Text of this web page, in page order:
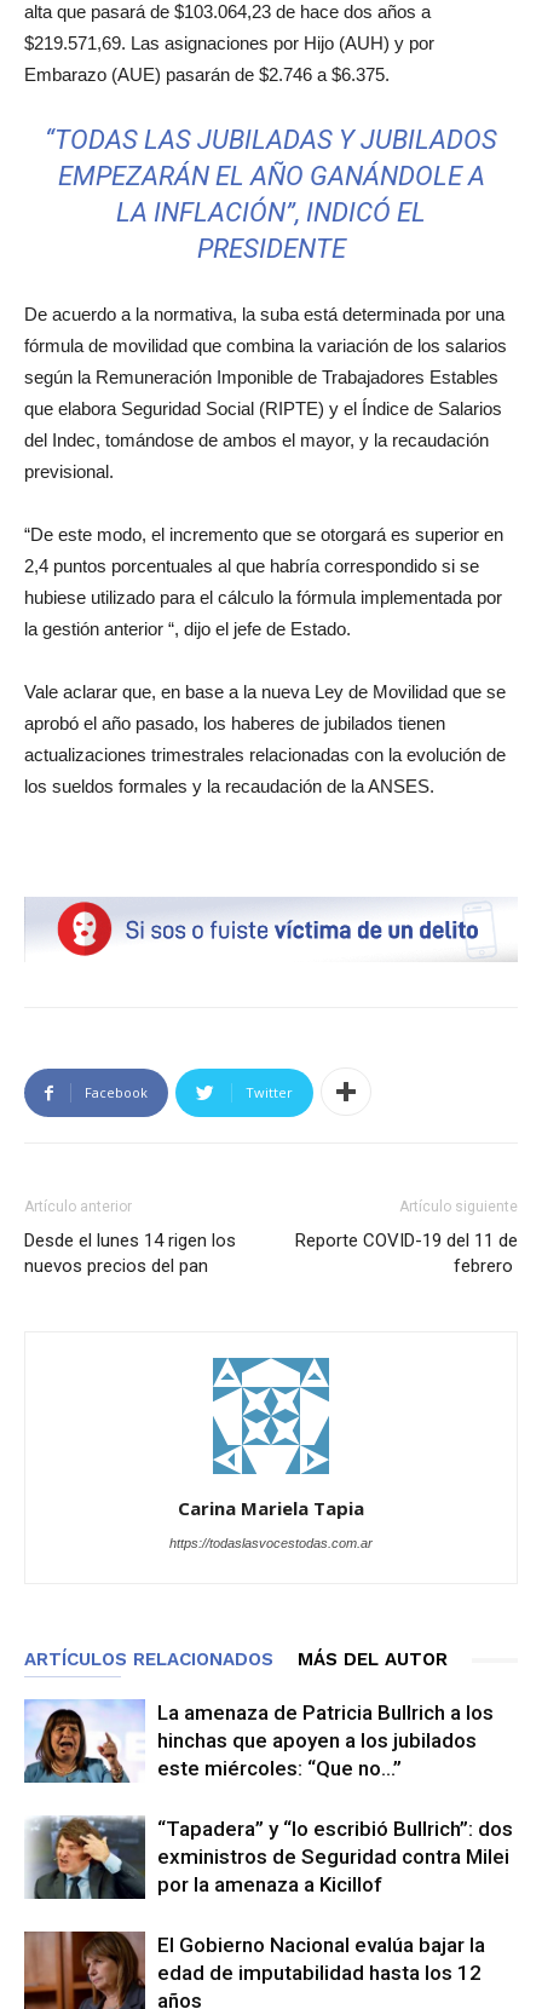
alta que pasará de $103.064,23 de hace dos años a
$219.571,69. Las asignaciones por Hijo (AUH) y por
Embarazo (AUE) pasarán de $2.746 a $6.375.
“TODAS LAS JUBILADAS Y JUBILADOS
EMPEZARÁN EL AÑO GANÁNDOLE A
LA INFLACIÓN”, INDICÓ EL
PRESIDENTE
De acuerdo a la normativa, la suba está determinada por una
fórmula de movilidad que combina la variación de los salarios
según la Remuneración Imponible de Trabajadores Estables
que elabora Seguridad Social (RIPTE) y el Índice de Salarios
del Indec, tomándose de ambos el mayor, y la recaudación
previsional.
“De este modo, el incremento que se otorgará es superior en
2,4 puntos porcentuales al que habría correspondido si se
hubiese utilizado para el cálculo la fórmula implementada por
la gestión anterior “, dijo el jefe de Estado.
Vale aclarar que, en base a la nueva Ley de Movilidad que se
aprobó el año pasado, los haberes de jubilados tienen
actualizaciones trimestrales relacionadas con la evolución de
los sueldos formales y la recaudación de la ANSES.
Facebook Twitter
Artículo anterior
Desde el lunes 14 rigen los
nuevos precios del pan
Artículo siguiente
Reporte COVID-19 del 11 de
febrero
Carina Mariela Tapia
https://todaslasvocestodas.com.ar
ARTÍCULOS RELACIONADOS MÁS DEL AUTOR
La amenaza de Patricia Bullrich a los
hinchas que apoyen a los jubilados
este miércoles: “Que no…”
“Tapadera” y “lo escribió Bullrich”: dos
exministros de Seguridad contra Milei
por la amenaza a Kicillof
El Gobierno Nacional evalúa bajar la
edad de imputabilidad hasta los 12
años